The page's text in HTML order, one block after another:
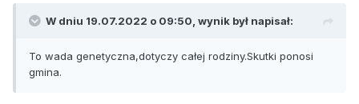
W dniu 19.07.2022 o 09:50, wynik był napisał:
To wada genetyczna,dotyczy całej rodziny.Skutki ponosi
gmina.